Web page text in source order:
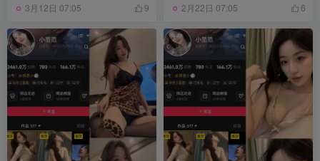
3月12日 07:05 9 2月22日 07:05 6